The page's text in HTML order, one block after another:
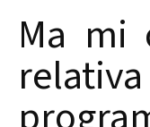
Ma mi